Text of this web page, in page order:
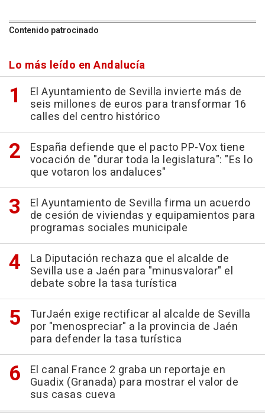
Contenido patrocinado
Lo más leído en Andalucía
El Ayuntamiento de Sevilla invierte más de
seis millones de euros para transformar 16
calles del centro histórico
España defiende que el pacto PP-Vox tiene
vocación de "durar toda la legislatura": "Es lo
que votaron los andaluces"
El Ayuntamiento de Sevilla firma un acuerdo
de cesión de viviendas y equipamientos para
programas sociales municipale
La Diputación rechaza que el alcalde de
Sevilla use a Jaén para "minusvalorar" el
debate sobre la tasa turística
TurJaén exige rectificar al alcalde de Sevilla
por "menospreciar" a la provincia de Jaén
para defender la tasa turística
El canal France 2 graba un reportaje en
Guadix (Granada) para mostrar el valor de
sus casas cueva